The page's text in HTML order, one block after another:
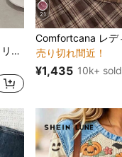
FRIFUL ポルカドット柄レーストリム付き タイフロントTシャツ、夏用グラフィックTシャツ(レディース)
21
#1 ベストセラー
売り切れ間近！
#1 ベストセラー
売り切れ間近！
#1 ベストセラー
売り切れ間近！
#1 ベストセラー
¥1,435 10k+ sold